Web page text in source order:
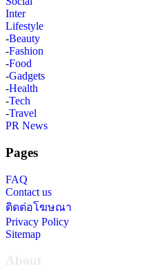
Inter
Lifestyle
-Beauty
-Fashion
-Food
-Gadgets
-Health
-Tech
-Travel
PR News
Pages
FAQ
Contact us
ติดต่อโฆษณา
Privacy Policy
Sitemap